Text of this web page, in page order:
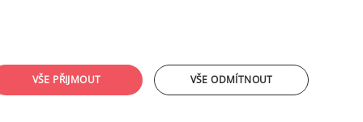
VŠE PŘIJMOUT VŠE ODMÍTNOUT